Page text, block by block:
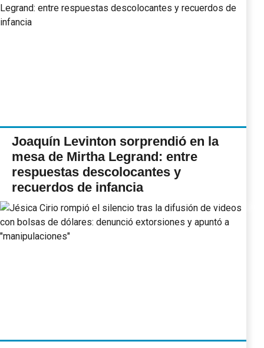
Joaquín Levinton sorprendió en la
mesa de Mirtha Legrand: entre
respuestas descolocantes y
recuerdos de infancia